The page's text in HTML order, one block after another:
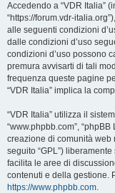
Accedendo a “VDR Italia”
“https://forum.vdr-
alle seguenti condizioni
dalle condizioni d’uso
condizioni d’uso possono
premura avvisarti di tali
frequenza queste pagine
“VDR Italia” implica la
“VDR Italia” utilizza il
“www.phpbb.com”,
creazione di comunità web
seguito “GPL”)
facilita le aree di
contenuti e della gestione.
https://www.phpbb.com.